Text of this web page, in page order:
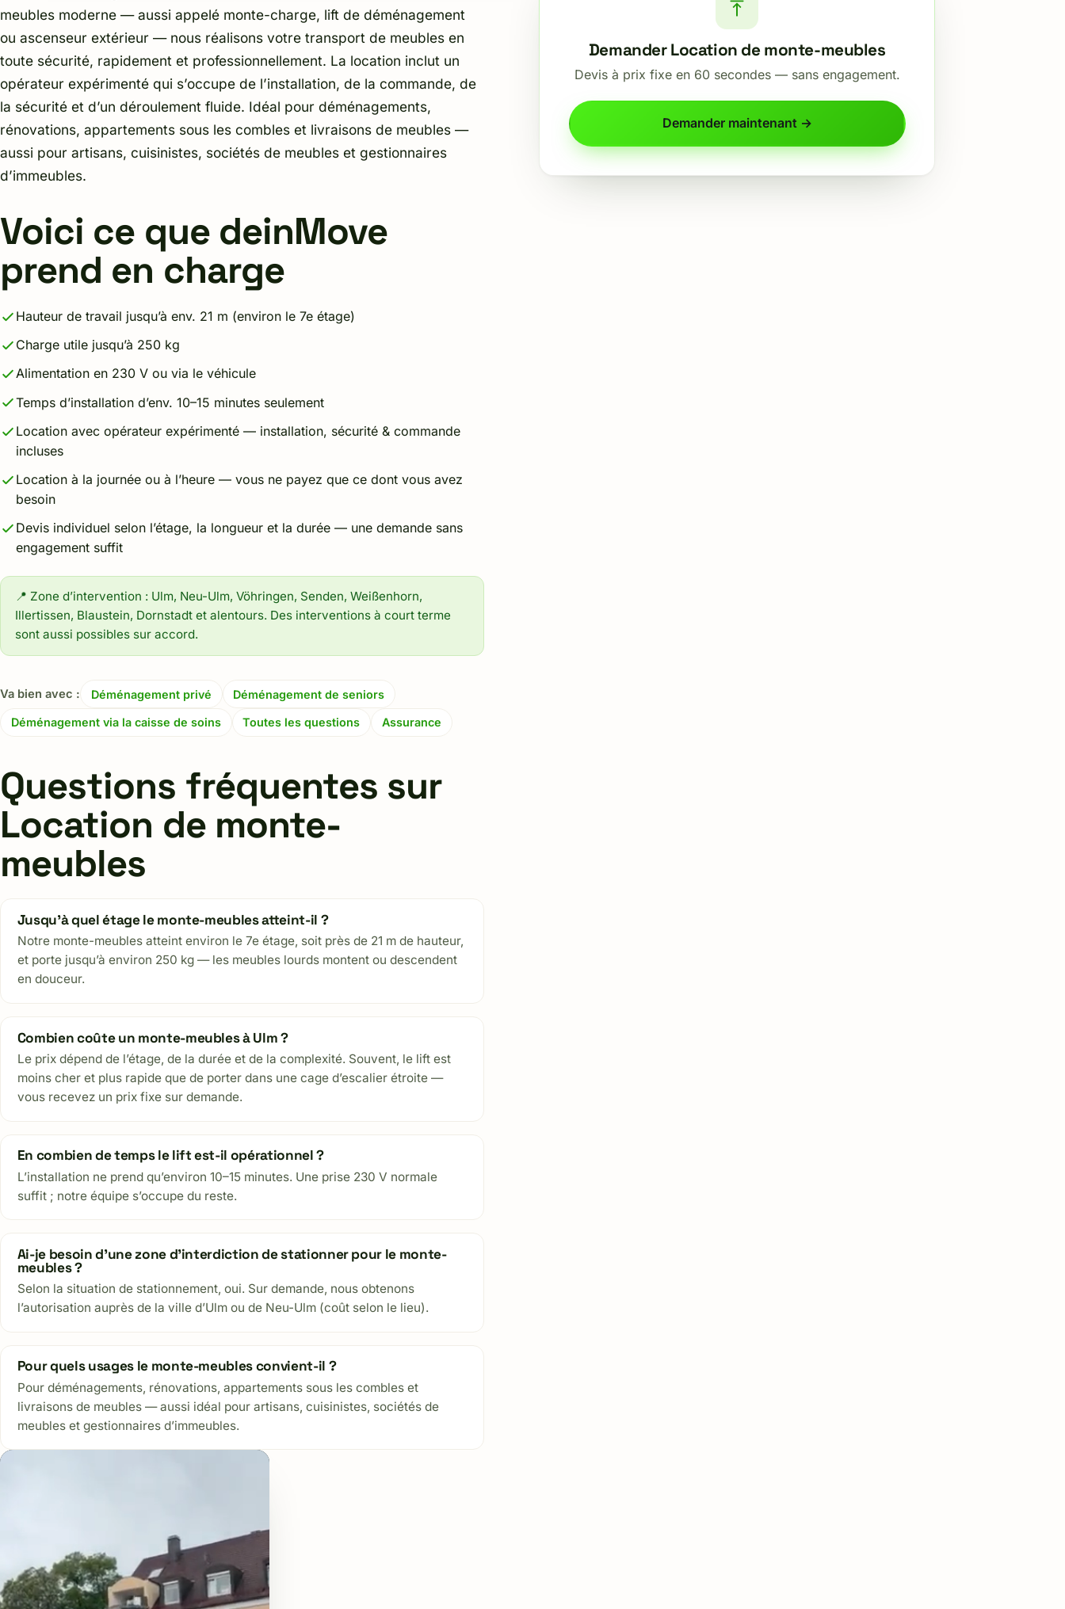
meubles moderne — aussi appelé monte-charge, lift de déménagement
ou ascenseur extérieur — nous réalisons votre transport de meubles en
toute sécurité, rapidement et professionnellement. La location inclut un
opérateur expérimenté qui s’occupe de l’installation, de la commande, de
la sécurité et d’un déroulement fluide. Idéal pour déménagements,
rénovations, appartements sous les combles et livraisons de meubles —
aussi pour artisans, cuisinistes, sociétés de meubles et gestionnaires
d’immeubles.
Voici ce que deinMove
prend en charge
Hauteur de travail jusqu’à env. 21 m (environ le 7e étage)
Charge utile jusqu’à 250 kg
Alimentation en 230 V ou via le véhicule
Temps d’installation d’env. 10–15 minutes seulement
Location avec opérateur expérimenté — installation, sécurité & commande
incluses
Location à la journée ou à l’heure — vous ne payez que ce dont vous avez
besoin
Devis individuel selon l’étage, la longueur et la durée — une demande sans
engagement suffit
📍 Zone d’intervention : Ulm, Neu-Ulm, Vöhringen, Senden, Weißenhorn,
Illertissen, Blaustein, Dornstadt et alentours. Des interventions à court terme
sont aussi possibles sur accord.
Va bien avec : Déménagement privé Déménagement de seniors
Déménagement via la caisse de soins Toutes les questions Assurance
Questions fréquentes sur
Location de monte-
meubles
Jusqu’à quel étage le monte-meubles atteint-il ?
Notre monte-meubles atteint environ le 7e étage, soit près de 21 m de hauteur,
et porte jusqu’à environ 250 kg — les meubles lourds montent ou descendent
en douceur.
Combien coûte un monte-meubles à Ulm ?
Le prix dépend de l’étage, de la durée et de la complexité. Souvent, le lift est
moins cher et plus rapide que de porter dans une cage d’escalier étroite —
vous recevez un prix fixe sur demande.
En combien de temps le lift est-il opérationnel ?
L’installation ne prend qu’environ 10–15 minutes. Une prise 230 V normale
suffit ; notre équipe s’occupe du reste.
Ai-je besoin d’une zone d’interdiction de stationner pour le monte-
meubles ?
Selon la situation de stationnement, oui. Sur demande, nous obtenons
l’autorisation auprès de la ville d’Ulm ou de Neu-Ulm (coût selon le lieu).
Pour quels usages le monte-meubles convient-il ?
Pour déménagements, rénovations, appartements sous les combles et
livraisons de meubles — aussi idéal pour artisans, cuisinistes, sociétés de
meubles et gestionnaires d’immeubles.
Demander Location de monte-meubles
Devis à prix fixe en 60 secondes — sans engagement.
Demander maintenant →